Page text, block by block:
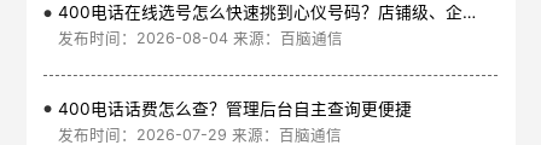
400电话在线选号怎么快速挑到心仪号码？店铺级、企业级、集团级一次看清
发布时间：2026-08-04 来源：百脑通信
400电话话费怎么查？管理后台自主查询更便捷
发布时间：2026-07-29 来源：百脑通信